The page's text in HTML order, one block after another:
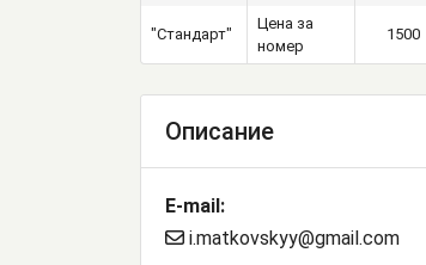
"Стандарт"
Цена за
номер
1500
Описание
E-mail:
i.matkovskyy@gmail.com